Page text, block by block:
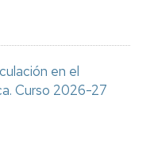
en el
Curso 2026-27